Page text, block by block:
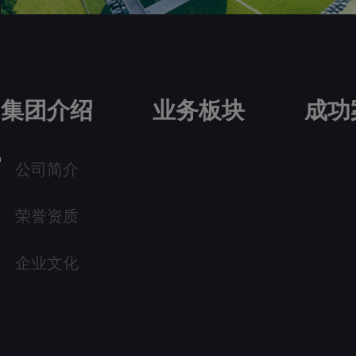
集团介绍
公司简介
荣誉资质
企业文化
业务板块 成